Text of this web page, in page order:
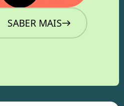
SABER MAIS